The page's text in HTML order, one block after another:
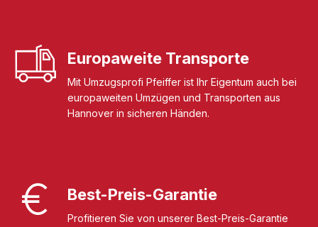
Europaweite Transporte
Mit Umzugsprofi Pfeiffer ist Ihr Eigentum auch bei
europaweiten Umzügen und Transporten aus
Hannover in sicheren Händen.
Best-Preis-Garantie
Profitieren Sie von unserer Best-Preis-Garantie